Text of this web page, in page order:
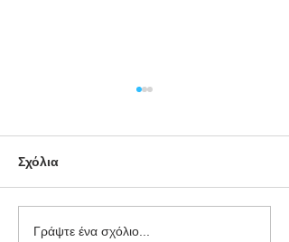
Εμφιάλωση ή
Σχόλια
Γράψτε ένα σχόλιο...